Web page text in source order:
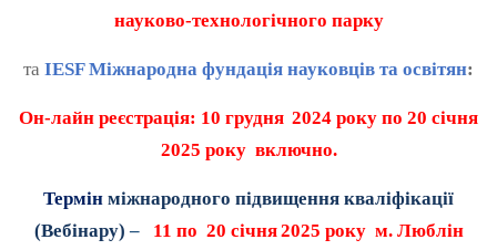
науково-технологічного парку
та IESF Міжнародна фундація науковців та освітян:
Он-лайн реєстрація: 10 грудня 2024 року по 20 січня
2025 року включно.
Термін міжнародного підвищення кваліфікації
(Вебінару)– 11 по 20 січня2025 року м. Люблін